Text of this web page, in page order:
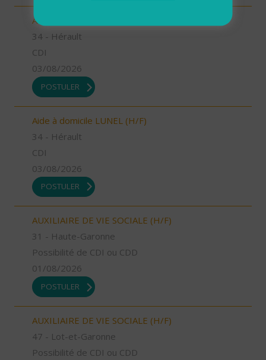
Auxiliaire de vie JUVIGNAC (H/F)
34 - Hérault
CDI
03/08/2026
POSTULER
Aide à domicile LUNEL (H/F)
34 - Hérault
CDI
03/08/2026
POSTULER
AUXILIAIRE DE VIE SOCIALE (H/F)
31 - Haute-Garonne
Possibilité de CDI ou CDD
01/08/2026
POSTULER
AUXILIAIRE DE VIE SOCIALE (H/F)
47 - Lot-et-Garonne
Possibilité de CDI ou CDD